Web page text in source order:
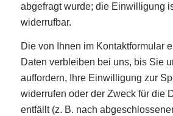
abgefragt wurde; die Einwilligung
widerrufbar.
Die von Ihnen im Kontaktformular
Daten verbleiben bei uns, bis Sie
auffordern, Ihre Einwilligung zur
widerrufen oder der Zweck für die
entfällt (z. B. nach